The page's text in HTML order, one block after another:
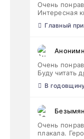
Очень
Интересная
Главный
Очень
Буду читать
В
Очень
плакала.